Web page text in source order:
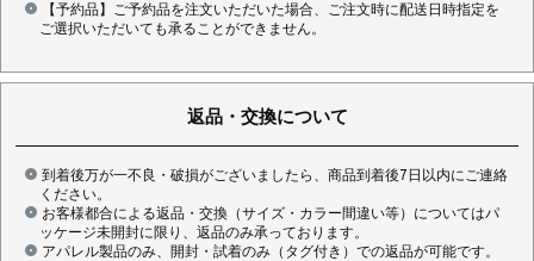
【予約品】ご予約品を注文いただいた場合、ご注文時に配送日時指定を
ご選択いただいても承ることができません。
返品・交換について
到着後万が一不良・破損がございましたら、商品到着後7日以内にご連絡
ください。
お客様都合による返品・交換（サイズ・カラー間違い等）についてはパ
ッケージ未開封に限り、返品のみ承っております。
アパレル製品のみ、開封・試着のみ（タグ付き）での返品が可能です。